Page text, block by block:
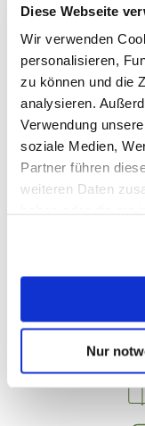
Diese Webseite
Wir verwenden
personalisieren,
zu können und die
analysieren.
Verwendung
soziale Medien,
Partner führen
weiteren Daten
Cookies, wenn Sie
Nur